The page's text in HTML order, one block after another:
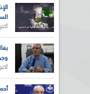
أكتوبر
أكتوبر